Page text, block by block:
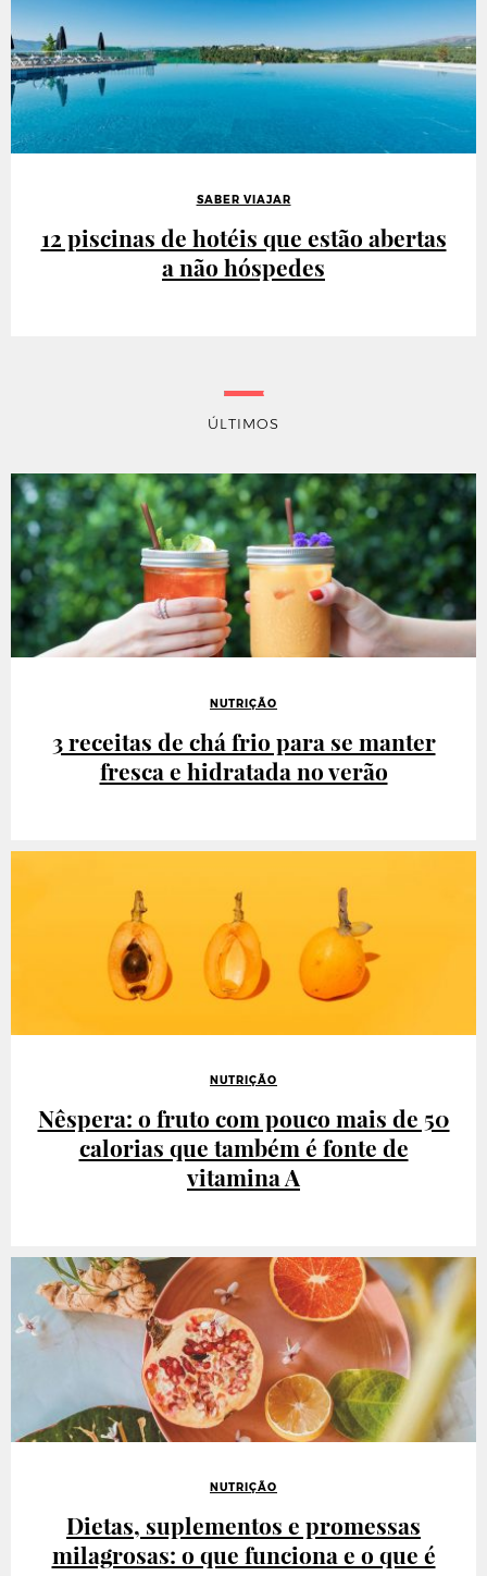
SABER VIAJAR
12 piscinas de hotéis que estão abertas
a não hóspedes
ÚLTIMOS
NUTRIÇÃO
3 receitas de chá frio para se manter
fresca e hidratada no verão
NUTRIÇÃO
Nêspera: o fruto com pouco mais de 50
calorias que também é fonte de
vitamina A
NUTRIÇÃO
Dietas, suplementos e promessas
milagrosas: o que funciona e o que é